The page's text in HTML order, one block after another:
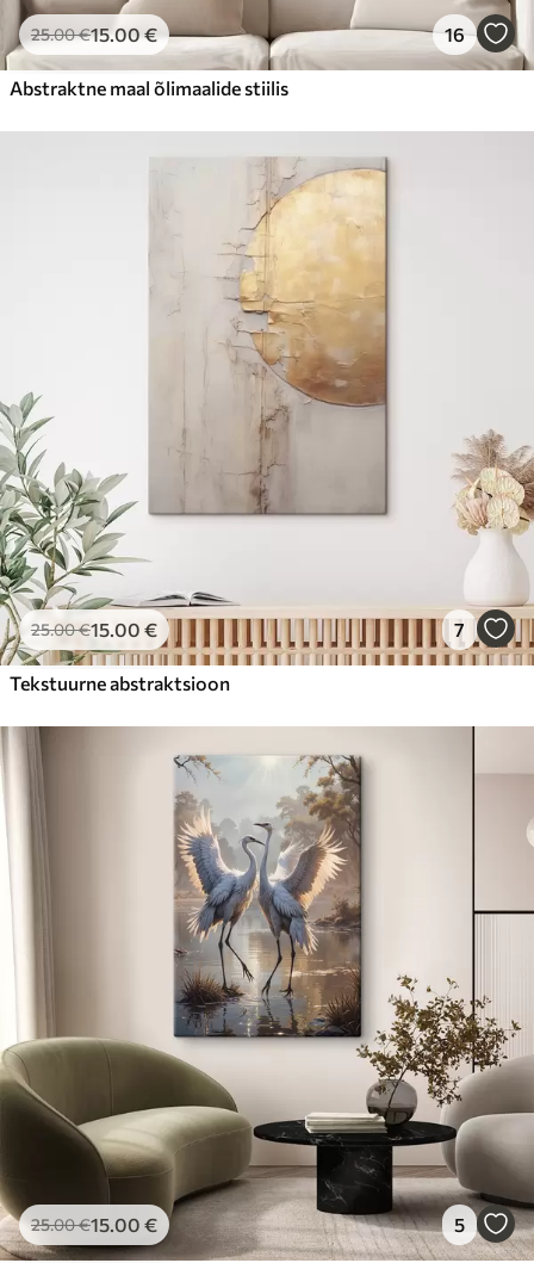
25.00€15.00€ 16
Abstraktne maal õlimaalide stiilis
25.00€15.00 € 7
Tekstuurne abstraktsioon
25.00€15.00 € 5